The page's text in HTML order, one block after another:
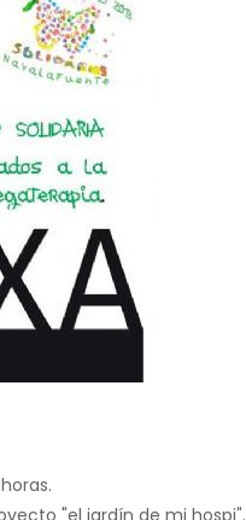
"el jardín de mi hospi".